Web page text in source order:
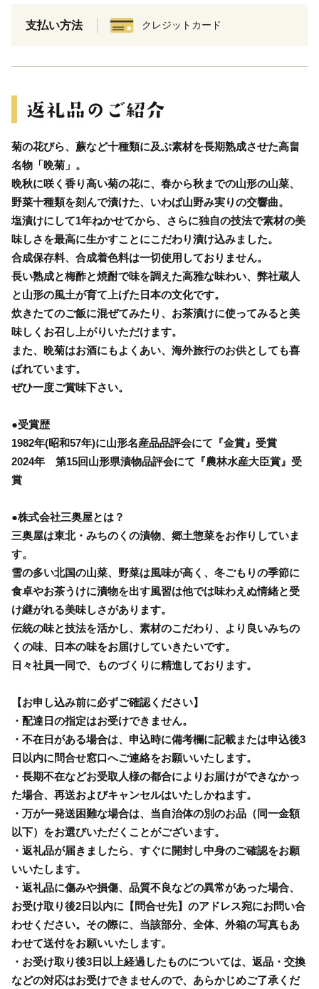
支払い方法 クレジットカード
菊の花びら、蕨など十種類に及ぶ素材を長期熟成させた高畠
名物「晩菊」。
晩秋に咲く香り高い菊の花に、春から秋までの山形の山菜、
野菜十種類を刻んで漬けた、いわば山野み実りの交響曲。
塩漬けにして1年ねかせてから、さらに独自の技法で素材の美
味しさを最高に生かすことにこだわり漬け込みました。
合成保存料、合成着色料は一切使用しておりません。
長い熟成と梅酢と焼酎で味を調えた高雅な味わい、弊社蔵人
と山形の風土が育て上げた日本の文化です。
炊きたてのご飯に混ぜてみたり、お茶漬けに使ってみると美
味しくお召し上がりいただけます。
また、晩菊はお酒にもよくあい、海外旅行のお供としても喜
ばれています。
ぜひ一度ご賞味下さい。
●受賞歴
1982年(昭和57年)に山形名産品品評会にて『金賞』受賞
2024年 第15回山形県漬物品評会にて『農林水産大臣賞』受
賞
●株式会社三奥屋とは？
三奥屋は東北・みちのくの漬物、郷土惣菜をお作りしていま
す。
雪の多い北国の山菜、野菜は風味が高く、冬ごもりの季節に
食卓やお茶うけに漬物を出す風習は他では味わえぬ情緒と受
け継がれる美味しさがあります。
伝統の味と技法を活かし、素材のこだわり、より良いみちの
くの味、日本の味をお届けしていきたいです。
日々社員一同で、ものづくりに精進しております。
【お申し込み前に必ずご確認ください】
・配達日の指定はお受けできません。
・不在日がある場合は、申込時に備考欄に記載または申込後3
日以内に問合せ窓口へご連絡をお願いいたします。
・長期不在などお受取人様の都合によりお届けができなかっ
た場合、再送およびキャンセルはいたしかねます。
・万が一発送困難な場合は、当自治体の別のお品（同一金額
以下）をお選びいただくことがございます。
・返礼品が届きましたら、すぐに開封し中身のご確認をお願
いいたします。
・返礼品に傷みや損傷、品質不良などの異常があった場合、
お受け取り後2日以内に【問合せ先】のアドレス宛にお問い合
わせください。その際に、当該部分、全体、外箱の写真もあ
わせて送付をお願いいたします。
・お受け取り後3日以上経過したものについては、返品・交換
などの対応はお受けできませんので、あらかじめご了承くだ